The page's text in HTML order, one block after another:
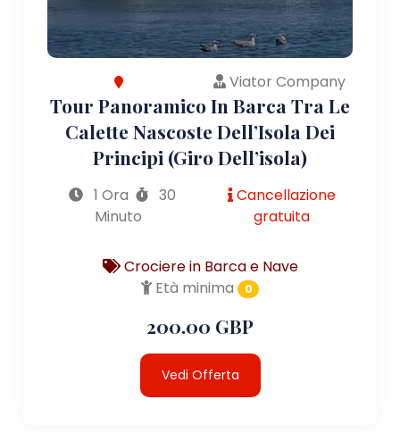
Viator Company
Tour Panoramico In Barca Tra Le
Calette Nascoste Dell’Isola Dei
Principi (giro Dell’isola)
1 Ora
30
Minuto
Cancellazione
gratuita
Crociere in Barca e Nave
Età minima
0
200.00 GBP
Vedi Offerta